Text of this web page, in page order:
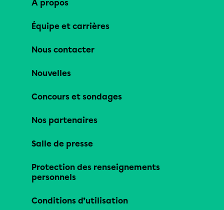
À propos
Équipe et carrières
Nous contacter
Nouvelles
Concours et sondages
Nos partenaires
Salle de presse
Protection des renseignements
personnels
Conditions d’utilisation